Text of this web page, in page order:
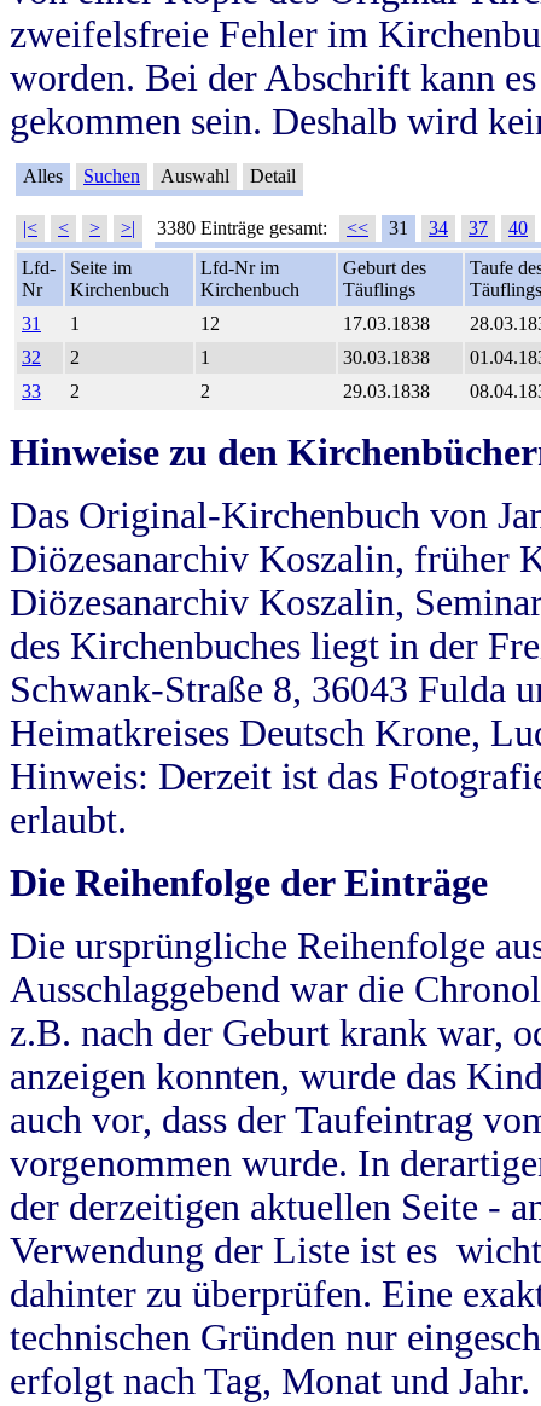
zweifelsfreie Fehler im
worden. Bei der Abschrift kann
gekommen sein. Deshalb wird
Alles Suchen Auswahl Detail
|< < > >| 3380 Einträge gesamt: << 31 34 37
40
Lfd-
Nr
Seite im
Kirchenbuch
Lfd-Nr im
Kirchenbuch
Geburt des
Täuflings
Taufe
Täuflings
31
1 12 17.03.1838
32
2 1 30.03.1838
33
2 2 29.03.1838
Hinweise zu den
Das Original-Kirchenbuch von
Diözesanarchiv Koszalin, früher
Diözesanarchiv Koszalin,
des Kirchenbuches liegt in der
Schwank-Straße 8, 36043 Fulda
Heimatkreises Deutsch Krone,
Hinweis: Derzeit ist das
erlaubt.
Die Reihenfolge der Einträge
Die ursprüngliche Reihenfolge
Ausschlaggebend war die
z.B. nach der Geburt krank war,
anzeigen konnten, wurde das
auch vor, dass der Taufeintrag
vorgenommen wurde. In
der derzeitigen aktuellen Seite -
Verwendung der Liste ist es
dahinter zu überprüfen. Eine
technischen Gründen nur
erfolgt nach Tag, Monat und Jahr.